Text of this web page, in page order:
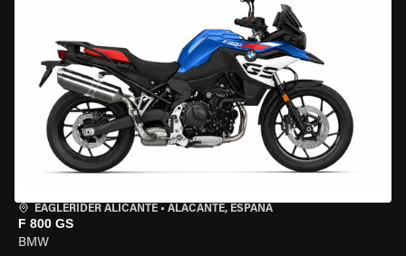
EAGLERIDER ALICANTE • ALACANTE, ESPAÑA
F 800 GS
BMW